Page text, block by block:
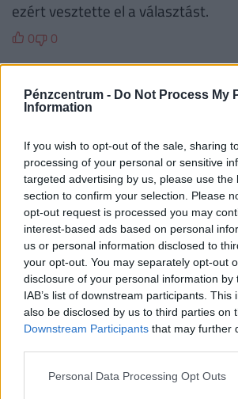
Pénzcentrum - Do Not Process My
Information
If you wish to opt-out of the sale, sharing
processing of your personal or sensitive
targeted advertising by us, please use the
section to confirm your selection. Please
opt-out request is processed you may
interest-based ads based on personal
us or personal information disclosed to
your opt-out. You may separately opt-out
disclosure of your personal information by
IAB’s list of downstream participants. This
also be disclosed by us to third parties on
Downstream Participants that may further
Personal Data Processing Opt Outs
ezért vesztette el a választást.
0 0
NEKED AJÁNLJUK
Brutális hónapon vannak túl a
a hőség is rengeteg munkát
ötmillió kilométert tettek meg
akik egyetlen hónap alatt közel